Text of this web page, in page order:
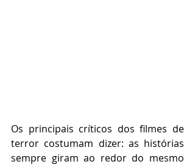
Os principais críticos dos filmes de
terror costumam dizer: as histórias
sempre giram ao redor do mesmo